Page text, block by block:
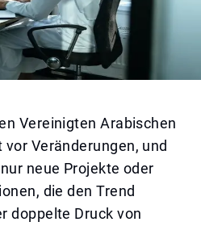
Vereinigten Arabischen
Veränderungen, und
neue Projekte oder
die den Trend
doppelte Druck von